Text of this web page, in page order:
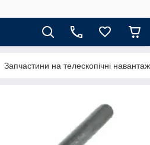
Запчастини на телескопічні